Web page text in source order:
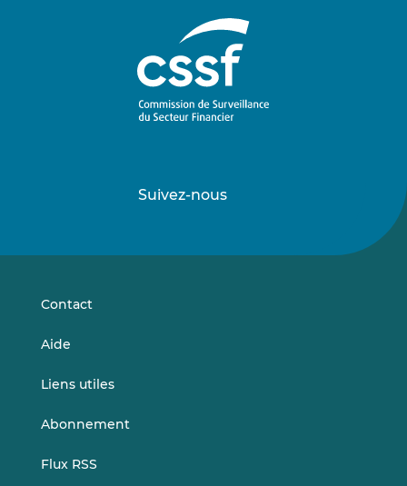
Suivez-nous
sursur
Contact
Aide
Liens utiles
Abonnement
Flux RSS